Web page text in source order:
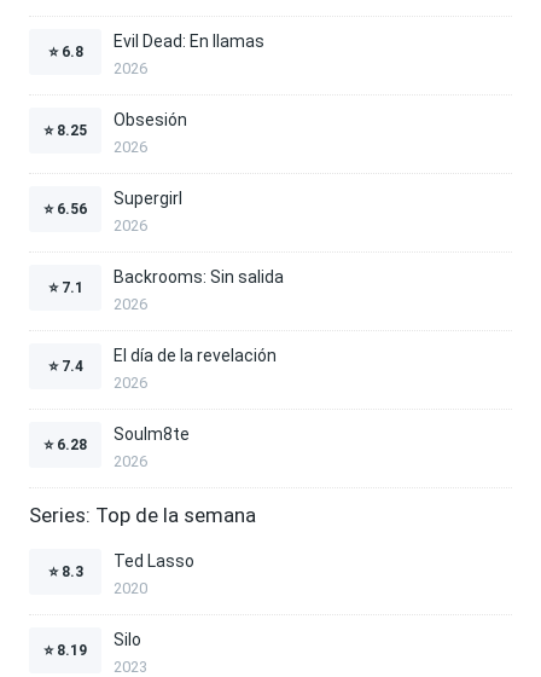
⭐ 6.8
Evil Dead: En llamas
2026
⭐ 8.25
Obsesión
2026
⭐ 6.56
Supergirl
2026
⭐ 7.1
Backrooms: Sin salida
2026
⭐ 7.4
El día de la revelación
2026
⭐ 6.28
Soulm8te
2026
Series: Top de la semana
⭐ 8.3
Ted Lasso
2020
⭐ 8.19
Silo
2023